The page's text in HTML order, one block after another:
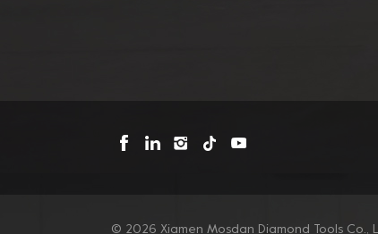
Eckkanten
© 2026 Xiamen Mosdan Diamond Tools Co.,